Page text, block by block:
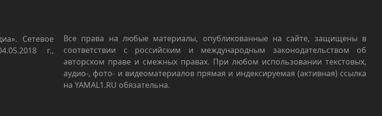
Сетевое
г.,
Все права на любые материалы, опубликованные на сайте, защищены в
соответствии с российским и международным законодательством об
авторском праве и смежных правах. При любом использовании текстовых,
аудио-, фото- и видеоматериалов прямая и индексируемая (активная) ссылка
на YAMAL1.RU обязательна.